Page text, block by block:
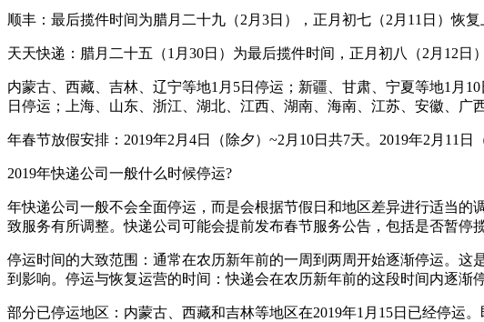
顺丰：最后揽件时间为腊月二十九（2月3日），正月初七（2月11日）恢复
天天快递：腊月二十五（1月30日）为最后揽件时间，正月初八（2月12日
内蒙古、西藏、吉林、辽宁等地1月5日停运；新疆、甘肃、宁夏等地1月
日停运；上海、山东、浙江、湖北、江西、湖南、海南、江苏、安徽、广
年春节放假安排：2019年2月4日（除夕）~2月10日共7天。2019年2月11日
2019年快递公司一般什么时候停运?
年快递公司一般不会全面停运，而是会根据节假日和地区差异进行适当
致服务有所调整。快递公司可能会提前发布春节服务公告，包括是否暂停
停运时间的大致范围：通常在农历新年前的一周到两周开始逐渐停运。
到影响。停运与恢复运营的时间：快递会在农历新年前的这段时间内逐渐
部分已停运地区：内蒙古、西藏和吉林等地区在2019年1月15日已经停运